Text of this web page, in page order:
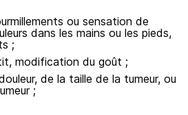
ou sensation de
dans les mains ou les pieds,
;
modification du goût ;
de la taille de la tumeur, ou
;